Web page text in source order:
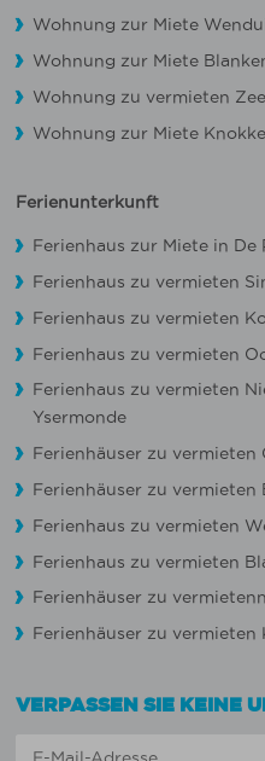
Wohnung zur Miete
Wohnung zur Miete
Wohnung zu vermieten
Wohnung zur Miete
Ferienunterkunft
Ferienhaus zur Miete in De
Ferienhaus zu vermieten
Ferienhaus zu vermieten
Ferienhaus zu vermieten
Ferienhaus zu vermieten
Ysermonde
Ferienhäuser zu vermieten
Ferienhäuser zu vermieten
Ferienhaus zu vermieten
Ferienhaus zu vermieten
Ferienhäuser zu
Ferienhäuser zu vermieten
VERPASSEN SIE KEINE